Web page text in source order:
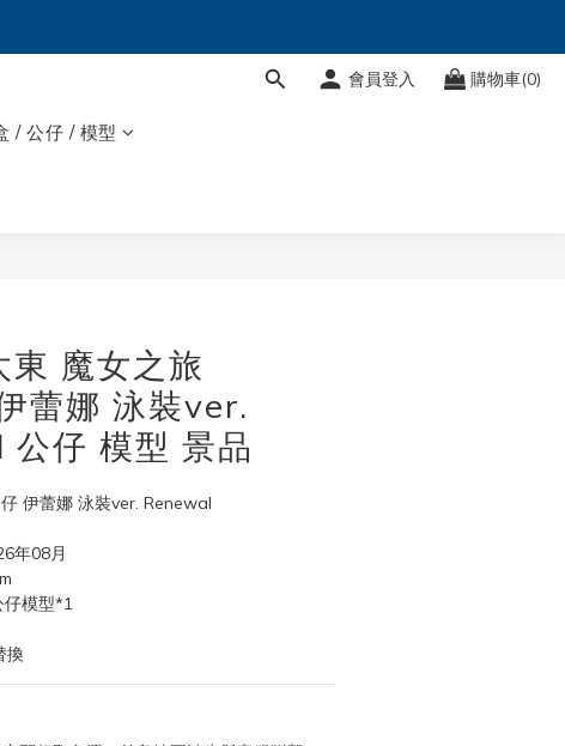
會員登入 購物車(0)
/ 公仔 / 模型
魔女之旅
蕾娜 泳裝ver.
仔 模型 景品
伊蕾娜 泳裝ver. Renewal
年08月
模型*1
換